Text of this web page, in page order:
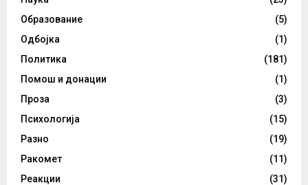
Образование
(5)
Одбојка
(1)
Политика
(181)
Помош и донации
(1)
Проза
(3)
Психологија
(15)
Разно
(19)
Ракомет
(11)
Реакции
(31)